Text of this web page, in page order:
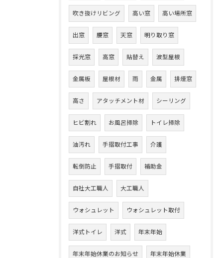
吹き抜けリビング 高い窓 高い場所窓
出窓 腰窓 天窓 明り取り窓
採光窓 高窓 貼替え 波型屋根
金属板 屋根材 雨 金属 排煙窓
高さ アタッチメント材 シーリング
ヒビ割れ お風呂掃除 トイレ掃除
油汚れ 手摺取付工事 介護
転倒防止 手摺取付 補助金
自社大工職人 大工職人
ウォシュレット ウォシュレット取付
洋式トイレ 洋式 年末年始
年末年始休業のお知らせ 年末年始休業